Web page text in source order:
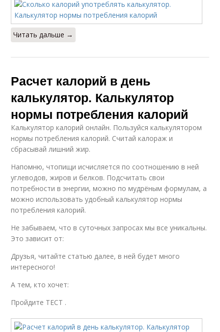
Читать дальше →
Расчет калорий в день
калькулятор. Калькулятор
нормы потребления калорий
Калькулятор калорий онлайн. Пользуйся калькулятором
нормы потребления калорий. Считай калораж и
сбрасывай лишний жир.
Напомню, чтопищи исчисляется по соотношению в ней
углеводов, жиров и белков. Подсчитать свои
потребности в энергии, можно по мудрёным формулам, а
можно использовать удобный калькулятор нормы
потребления калорий.
Не забываем, что в суточных запросах мы все уникальны.
Это зависит от:
Друзья, читайте статью далее, в ней будет много
интересного!
А тем, кто хочет:
Пройдите ТЕСТ .